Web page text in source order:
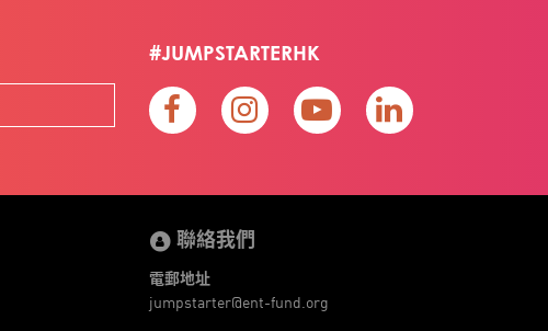
#JUMPSTARTERHK
聯絡我們
電郵地址
jumpstarter@ent-fund.org